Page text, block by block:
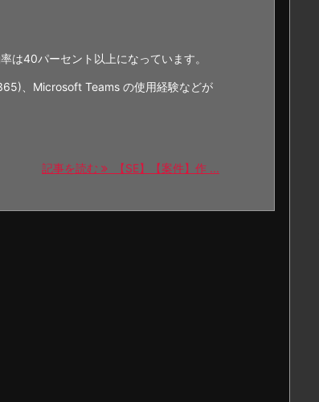
は40パーセント以上になっています。
、Microsoft Teams の使用経験などが
記事を読む 【SE】【案件】作 ...